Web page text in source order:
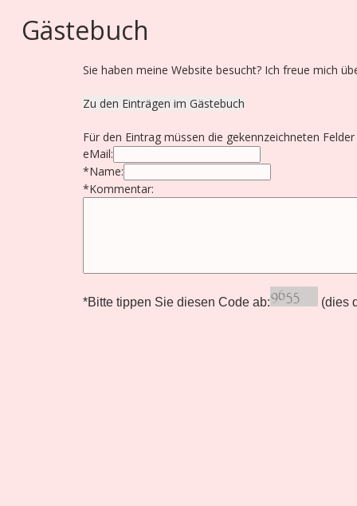
Gästebuch
Sie haben meine Website besucht? Ich freue mich
Zu den Einträgen im Gästebuch
Für den Eintrag müssen die gekennzeichneten
eMail:
*Name:
*Kommentar:
*Bitte tippen Sie diesen Code ab: (dies